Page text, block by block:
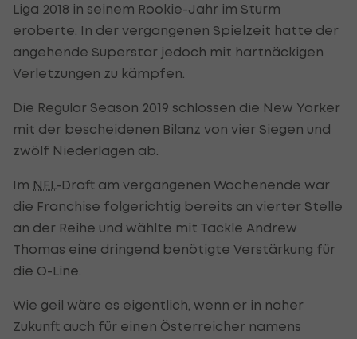
Liga 2018 in seinem Rookie-Jahr im Sturm
eroberte. In der vergangenen Spielzeit hatte der
angehende Superstar jedoch mit hartnäckigen
Verletzungen zu kämpfen.
Die Regular Season 2019 schlossen die New Yorker
mit der bescheidenen Bilanz von vier Siegen und
zwölf Niederlagen ab.
Im NFL-Draft am vergangenen Wochenende war
die Franchise folgerichtig bereits an vierter Stelle
an der Reihe und wählte mit Tackle Andrew
Thomas eine dringend benötigte Verstärkung für
die O-Line.
Wie geil wäre es eigentlich, wenn er in naher
Zukunft auch für einen Österreicher namens